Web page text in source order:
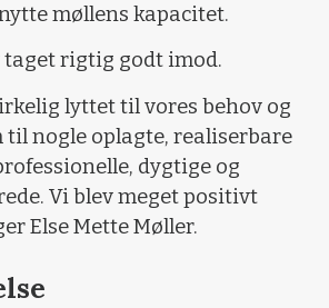
møllens kapacitet.
taget rigtig godt imod.
lyttet til vores behov og
til nogle oplagte, realiserbare
dygtige og
Vi blev meget positivt
Else Mette Møller.